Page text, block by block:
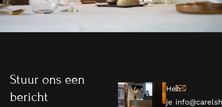
Heb
je
Stuur ons een
bericht